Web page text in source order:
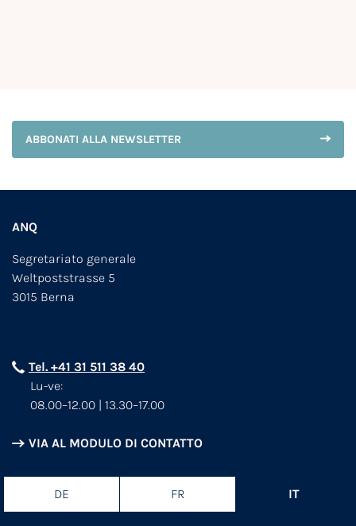
ABBONATI ALLA NEWSLETTER
ANQ
Segretariato generale
Weltpoststrasse 5
3015 Berna
Tel. +41 31 511 38 40
Lu-ve:
08.00–12.00 | 13.30–17.00
VIA AL MODULO DI CONTATTO
DE FR IT